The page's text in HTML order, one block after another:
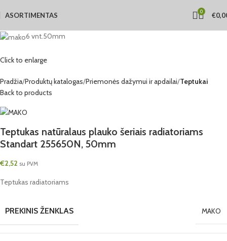
ASORTIMENTAS 0 €
6 vnt.50mm
Click to enlarge
Pradžia Produktų katalogas Priemonės dažymui ir apdailai Teptukai
Back to products
Teptukas natūralaus plauko šeriais radiatoriams
Standart 255650N, 50mm
€2,52 su PVM
Teptukas radiatoriams
PREKINIS ŽENKLAS MAKO